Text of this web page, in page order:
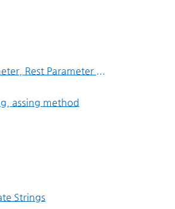
Rest Parameter ...
assing method
Strings